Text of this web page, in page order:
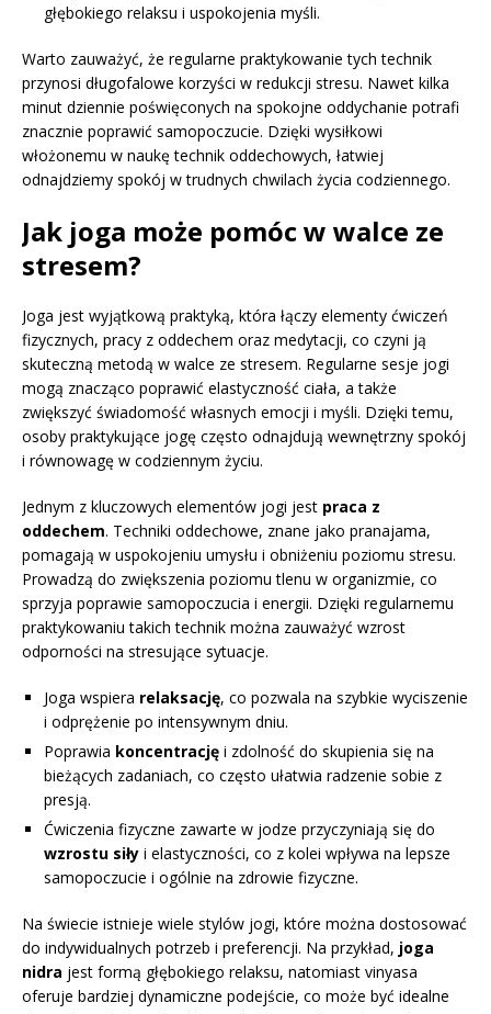
głębokiego relaksu i uspokojenia myśli.
Warto zauważyć, że regularne praktykowanie tych technik
przynosi długofalowe korzyści w redukcji stresu. Nawet kilka
minut dziennie poświęconych na spokojne oddychanie potrafi
znacznie poprawić samopoczucie. Dzięki wysiłkowi
włożonemu w naukę technik oddechowych, łatwiej
odnajdziemy spokój w trudnych chwilach życia codziennego.
Jak joga może pomóc w walce ze
stresem?
Joga jest wyjątkową praktyką, która łączy elementy ćwiczeń
fizycznych, pracy z oddechem oraz medytacji, co czyni ją
skuteczną metodą w walce ze stresem. Regularne sesje jogi
mogą znacząco poprawić elastyczność ciała, a także
zwiększyć świadomość własnych emocji i myśli. Dzięki temu,
osoby praktykujące jogę często odnajdują wewnętrzny spokój
i równowagę w codziennym życiu.
Jednym z kluczowych elementów jogi jest praca z
oddechem. Techniki oddechowe, znane jako pranajama,
pomagają w uspokojeniu umysłu i obniżeniu poziomu stresu.
Prowadzą do zwiększenia poziomu tlenu w organizmie, co
sprzyja poprawie samopoczucia i energii. Dzięki regularnemu
praktykowaniu takich technik można zauważyć wzrost
odporności na stresujące sytuacje.
Joga wspiera relaksację, co pozwala na szybkie wyciszenie
i odprężenie po intensywnym dniu.
Poprawia koncentrację i zdolność do skupienia się na
bieżących zadaniach, co często ułatwia radzenie sobie z
presją.
Ćwiczenia fizyczne zawarte w jodze przyczyniają się do
wzrostu siły i elastyczności, co z kolei wpływa na lepsze
samopoczucie i ogólnie na zdrowie fizyczne.
Na świecie istnieje wiele stylów jogi, które można dostosować
do indywidualnych potrzeb i preferencji. Na przykład, joga
nidra jest formą głębokiego relaksu, natomiast vinyasa
oferuje bardziej dynamiczne podejście, co może być idealne